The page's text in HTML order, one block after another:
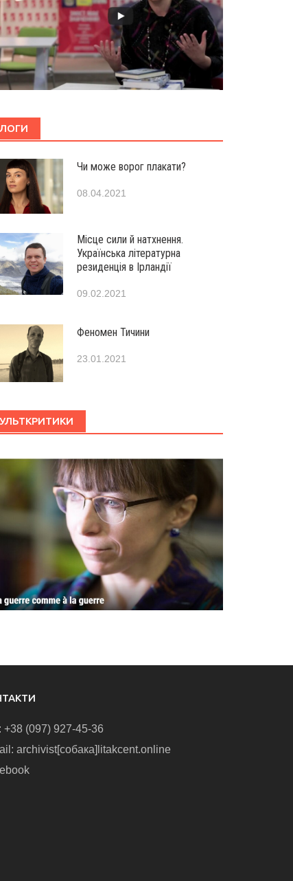
Чи може ворог плакати?
08.04.2021
Місце сили й натхнення.
Українська літературна
резиденція в Ірландії
09.02.2021
Феномен Тичини
23.01.2021
+38 (097) 927-45-36
archivist[собака]litakcent.online